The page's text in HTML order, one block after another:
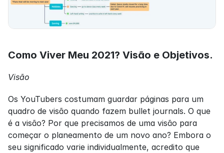
Como Viver Meu 2021? Visão e Objetivos.
Visão
Os YouTubers costumam guardar páginas para um
quadro de visão quando fazem bullet journals. O que
é a visão? Por que precisamos de uma visão para
começar o planeamento de um novo ano? Embora o
seu significado varie individualmente, acredito que